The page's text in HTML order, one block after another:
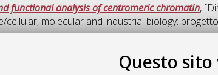
Questo
functional analysis of centromeric chromatin,
cellular, molecular and industrial biology: